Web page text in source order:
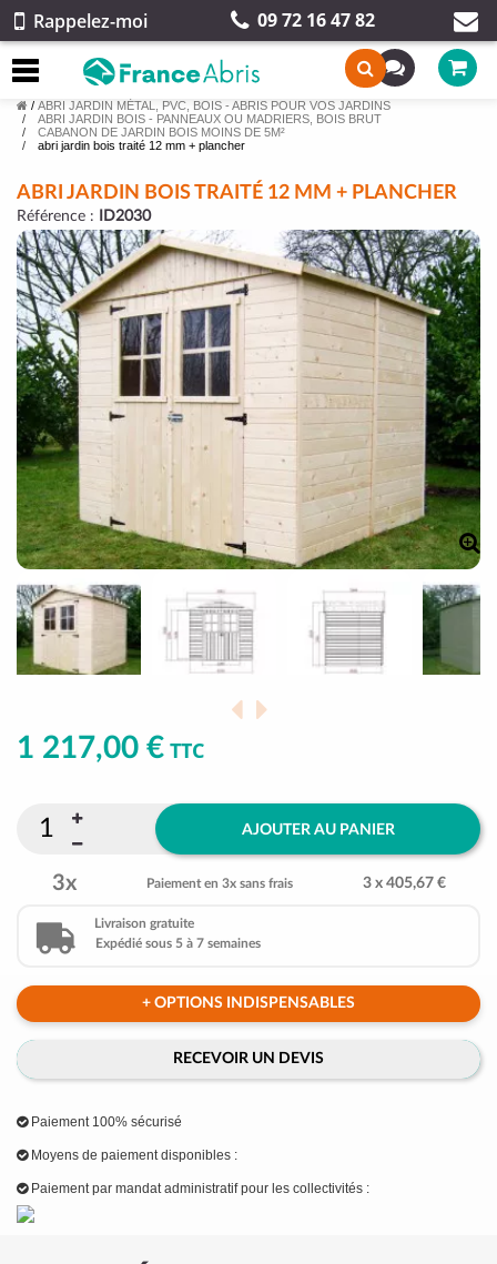
Rappelez-moi 09 72 16 47 82
/ ABRI JARDIN MÉTAL, PVC, BOIS - ABRIS POUR VOS JARDINS
ABRI JARDIN BOIS - PANNEAUX OU MADRIERS, BOIS BRUT
CABANON DE JARDIN BOIS MOINS DE 5M²
abri jardin bois traité 12 mm + plancher
ABRI JARDIN BOIS TRAITÉ 12 MM + PLANCHER
Référence : ID2030
1 217,00 € TTC
AJOUTER AU PANIER
3x Paiement en 3x sans frais 3 x 405,67 €
Livraison gratuite
Expédié sous 5 à 7 semaines
+ OPTIONS INDISPENSABLES
RECEVOIR UN DEVIS
Paiement 100% sécurisé
Moyens de paiement disponibles :
Paiement par mandat administratif pour les collectivités :